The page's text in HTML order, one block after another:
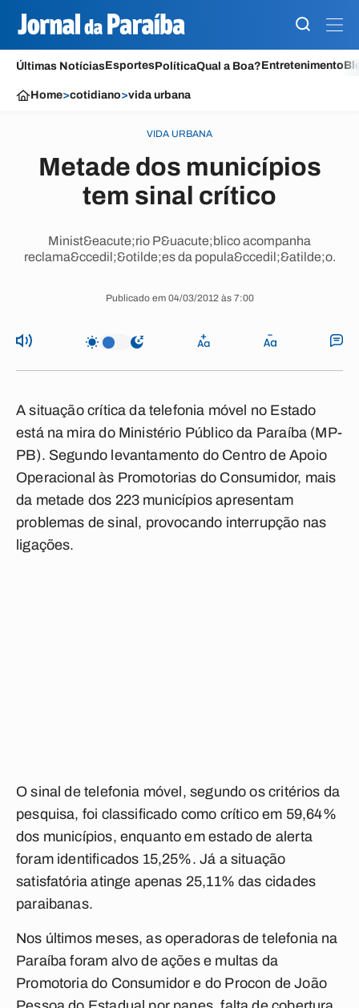
Últimas NotíciasEsportesPolíticaQual a Boa?Entretenimento
Home>cotidiano>vida urbana
VIDA URBANA
Metade dos municípios
tem sinal crítico
Minist&eacute;rio P&uacute;blico acompanha
reclama&ccedil;&otilde;es da popula&ccedil;&atilde;o.
Publicado em 04/03/2012 às 7:00
A situação crítica da telefonia móvel no Estado
está na mira do Ministério Público da Paraíba (MP-
PB). Segundo levantamento do Centro de Apoio
Operacional às Promotorias do Consumidor, mais
da metade dos 223 municípios apresentam
problemas de sinal, provocando interrupção nas
ligações.
O sinal de telefonia móvel, segundo os critérios da
pesquisa, foi classificado como crítico em 59,64%
dos municípios, enquanto em estado de alerta
foram identificados 15,25%. Já a situação
satisfatória atinge apenas 25,11% das cidades
paraibanas.
Nos últimos meses, as operadoras de telefonia na
Paraíba foram alvo de ações e multas da
Promotoria do Consumidor e do Procon de João